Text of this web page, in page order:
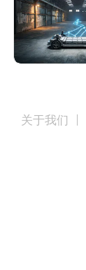
关于我们